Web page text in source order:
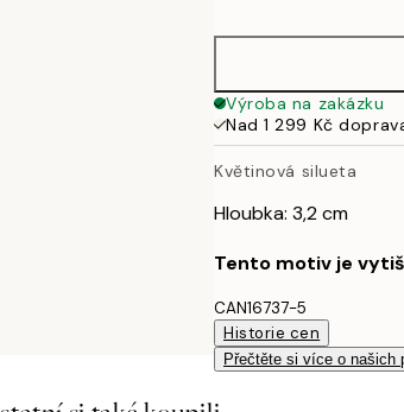
Výroba na zakázku
Nad 1 299 Kč
Květinová silueta
Hloubka: 3,2 cm
Tento motiv je
CAN16737-5
Historie cen
Přečtěte si více o našich